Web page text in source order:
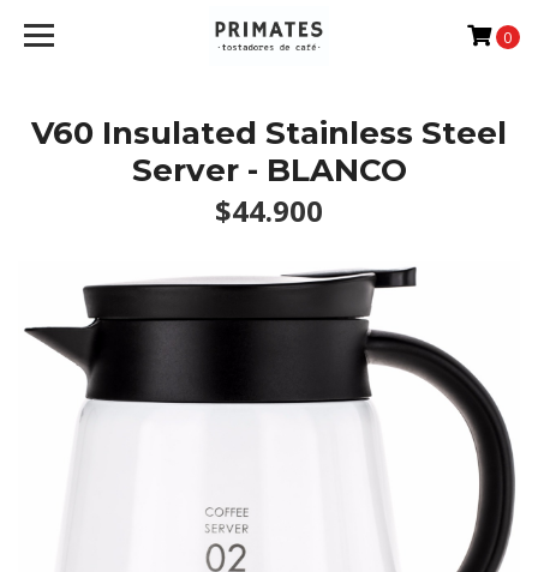
0
V60 Insulated Stainless Steel
Server - BLANCO
$44.900